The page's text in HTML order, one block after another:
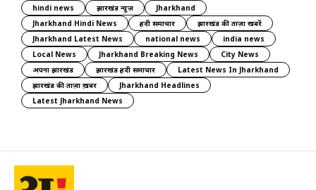
hindi news
झारखंड न्यूज़
Jharkhand
Jharkhand Hindi News
हिंदी समाचार
झारखंड की ताज़ा खबरें
Jharkhand Latest News
national news
india news
Local News
Jharkhand Breaking News
City News
अपना झारखंड
झारखंड हिंदी समाचार
Latest News In Jharkhand
झारखंड की ताज़ा ख़बर
Jharkhand Headlines
Latest Jharkhand News